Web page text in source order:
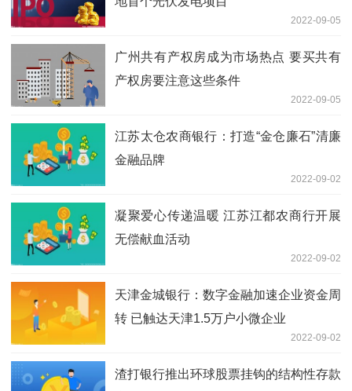
2022-09-05
广州共有产权房成为市场热点 要买共有
产权房要注意这些条件
2022-09-05
江苏太仓农商银行：打造“金仓廉石”清廉
金融品牌
2022-09-02
凝聚爱心传递温暖 江苏江都农商行开展
无偿献血活动
2022-09-02
天津金城银行：数字金融加速企业资金周
转 已触达天津1.5万户小微企业
2022-09-02
渣打银行推出环球股票挂钩的结构性存款